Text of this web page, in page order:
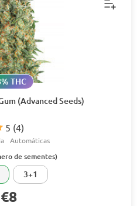
(Advanced Seeds)
5 (4)
THC
Automáticas
de sementes)
3+1
€8